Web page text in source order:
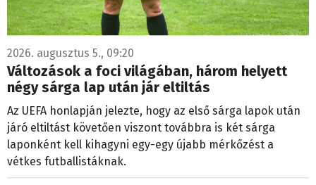
2026. augusztus 5., 09:20
Változások a foci világában, három helyett
négy sárga lap után jár eltiltás
Az UEFA honlapján jelezte, hogy az első sárga lapok után
járó eltiltást követően viszont továbbra is két sárga
laponként kell kihagyni egy-egy újabb mérkőzést a
vétkes futballistáknak.